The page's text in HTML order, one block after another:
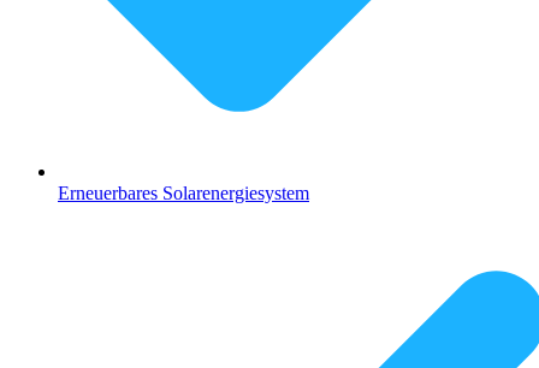
Erneuerbares Solarenergiesystem